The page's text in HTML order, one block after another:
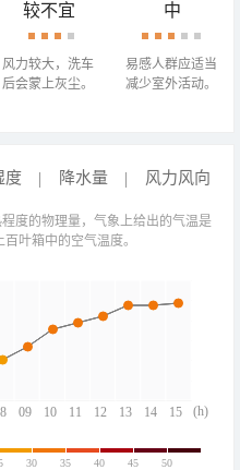
较不宜
风力较大，洗车
后会蒙上灰尘。
中
易感人群应适当
减少室外活动。
度 降水量 风力风向
09 10 11 12 13 14 15
(h)
度的物理量，气象上给出的气温是
叶箱中的空气温度。
30 35 40 45 50